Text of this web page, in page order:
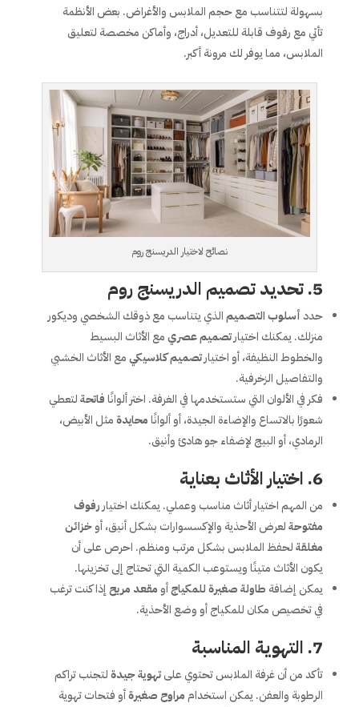
بسهولة لتتناسب مع حجم الملابس والأغراض. بعض الأنظمة
تأتي مع رفوف قابلة للتعديل، أدراج، وأماكن مخصصة لتعليق
الملابس، مما يوفر لك مرونة أكبر.
نصائح لاختيار الدريسنج روم
5. تحديد تصميم الدريسنج روم
حدد أسلوب التصميمالذي يتناسب مع ذوقك الشخصي وديكور
منزلك. يمكنك اختيارتصميم عصريمع الأثاث البسيط
والخطوط النظيفة، أو اختيارتصميم كلاسيكيمع الأثاث الخشبي
والتفاصيل الزخرفية.
فكر في الألوان التي ستستخدمها في الغرفة. اختر ألوانًافاتحةلتعطي
شعورًا بالاتساع والإضاءة الجيدة، أو ألوانًامحايدةمثل الأبيض،
الرمادي، أو البيج لإضفاء جو هادئ وأنيق.
6. اختيار الأثاث بعناية
من المهم اختيار أثاث مناسب وعملي. يمكنك اختيار رفوف
مفتوحةلعرض الأحذية والإكسسوارات بشكل أنيق، أوخزائن
مغلقةلحفظ الملابس بشكل مرتب ومنظم. احرص على أن
يكون الأثاث متينًا ويستوعب الكمية التي تحتاج إلى تخزينها.
يمكن إضافة طاولة صغيرة للمكياجأو مقعد مريحإذا كنت ترغب
في تخصيص مكان للمكياج أو وضع الأحذية.
7. التهوية المناسبة
تأكد من أن غرفة الملابس تحتوي علىتهوية جيدةلتجنب تراكم
الرطوبة والعفن. يمكن استخدام مراوح صغيرةأو فتحات تهوية